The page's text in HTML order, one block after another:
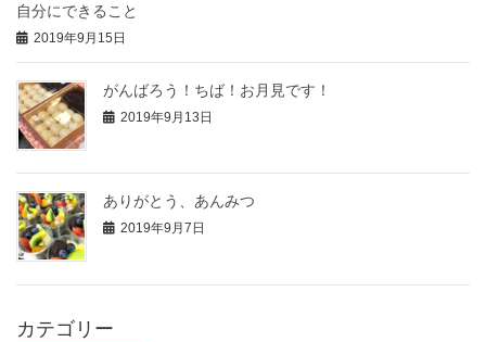
自分にできること
2019年9月15日
がんばろう！ちば！お月見です！
2019年9月13日
ありがとう、あんみつ
2019年9月7日
カテゴリー